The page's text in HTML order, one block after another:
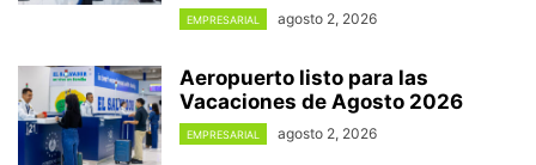
EMPRESARIAL agosto 2, 2026
Aeropuerto listo para las
Vacaciones de Agosto 2026
EMPRESARIAL agosto 2, 2026